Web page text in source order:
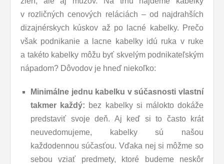
v rozličných cenových reláciách – od najdrahších
dizajnérskych kúskov až po lacné kabelky. Prečo
však podnikanie a lacne kabelky idú ruka v ruke
a takéto kabelky môžu byť skvelým podnikateľským
nápadom? Dôvodov je hneď niekoľko:
Minimálne jednu kabelku v súčasnosti vlastní
takmer každý: bez kabelky si málokto dokáže
predstaviť svoje deň. Aj keď si to často krát
neuvedomujeme, kabelky sú našou
každodennou súčasťou. Vďaka nej si môžme so
sebou vziať predmety, ktoré budeme neskôr